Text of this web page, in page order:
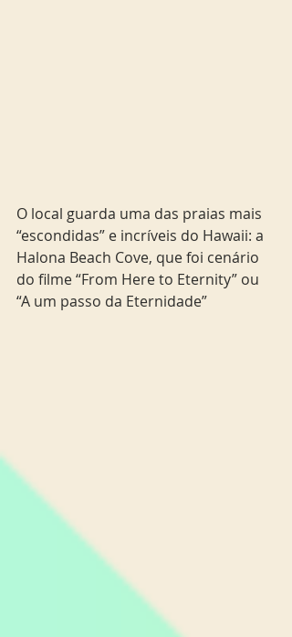
O local guarda uma das praias mais
“escondidas” e incríveis do Hawaii: a
Halona Beach Cove, que foi cenário
do filme “From Here to Eternity” ou
“A um passo da Eternidade”